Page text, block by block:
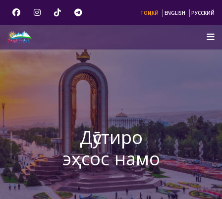
ТОҶИКӢ | ENGLISH | РУССКИЙ
Дӯстиро
эҳсос намо